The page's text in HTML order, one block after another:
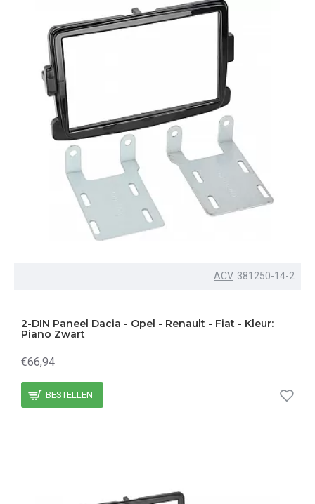
ACV 381250-14-2
2-DIN Paneel Dacia - Opel - Renault - Fiat - Kleur:
Piano Zwart
€66,94
BESTELLEN